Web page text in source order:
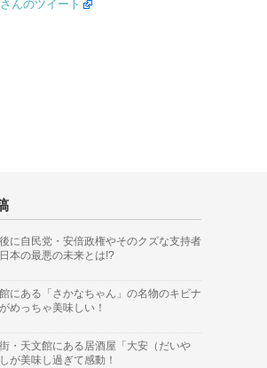
んのツイート
に自民党・安倍政権やそのクズな支持者
本の最悪の未来とは!?
にある「さかなちゃん」の名物のキビナ
めっちゃ美味しい！
・天文館にある居酒屋「大安（だいや
が美味し過ぎて感動！